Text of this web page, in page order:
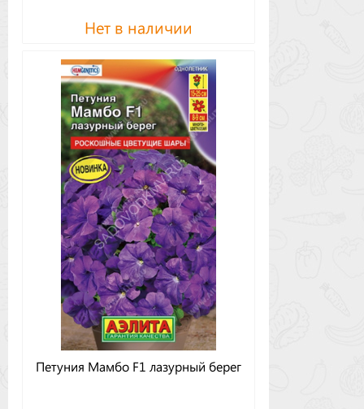
Нет в наличии
Петуния Мамбо F1 лазурный берег